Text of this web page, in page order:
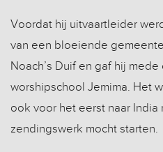
Voordat hij uitvaartleider
van een bloeiende
Noach’s Duif en gaf hij
worshipschool Jemima. Het
ook voor het eerst naar India
zendingswerk mocht starten.